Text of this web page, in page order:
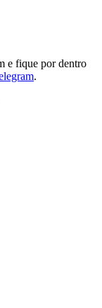
e fique por dentro
.